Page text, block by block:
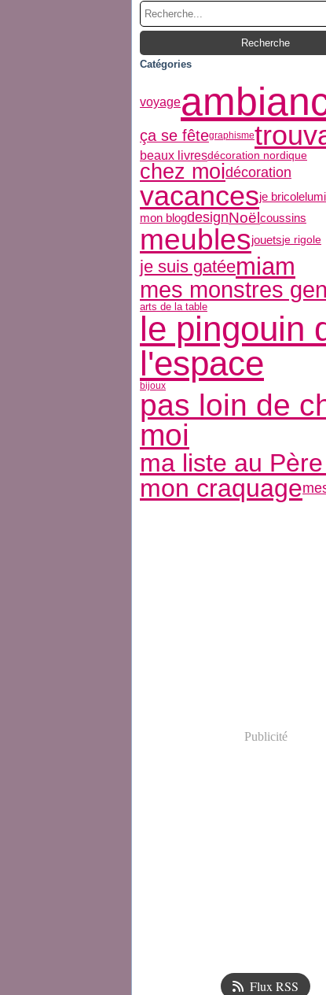
Catégories
voyage
ça se fêtegraphisme
beaux livresdécoration nordique
chez moidécoration
vacancesje bricole
mon blogdesignNoël coussins
meublesjouetsje rigole
je suis gatéemiam
mes monstres
arts de la table
le pingouin
l'espace
bijoux
pas loin de
moi
ma liste au
mon craquage
Publicité
Flux RSS